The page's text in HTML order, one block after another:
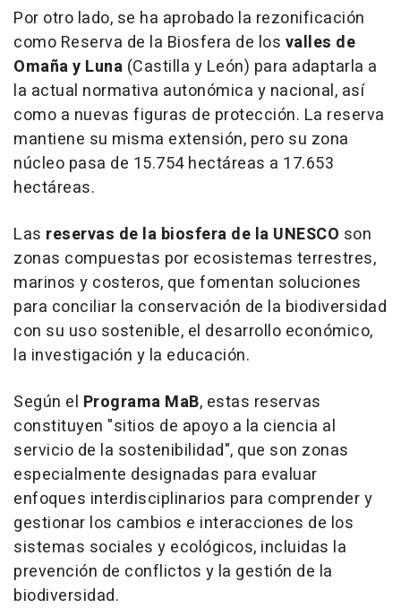
Por otro lado, se ha aprobado la rezonificación
como Reserva de la Biosfera de los valles de
Omaña y Luna (Castilla y León) para adaptarla a
la actual normativa autonómica y nacional, así
como a nuevas figuras de protección. La reserva
mantiene su misma extensión, pero su zona
núcleo pasa de 15.754 hectáreas a 17.653
hectáreas.
Las reservas de la biosfera de la UNESCO son
zonas compuestas por ecosistemas terrestres,
marinos y costeros, que fomentan soluciones
para conciliar la conservación de la biodiversidad
con su uso sostenible, el desarrollo económico,
la investigación y la educación.
Según el Programa MaB, estas reservas
constituyen "sitios de apoyo a la ciencia al
servicio de la sostenibilidad", que son zonas
especialmente designadas para evaluar
enfoques interdisciplinarios para comprender y
gestionar los cambios e interacciones de los
sistemas sociales y ecológicos, incluidas la
prevención de conflictos y la gestión de la
biodiversidad.